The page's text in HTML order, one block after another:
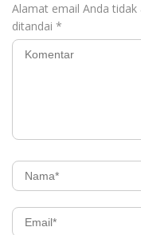
Alamat email Anda tidak
ditandai *